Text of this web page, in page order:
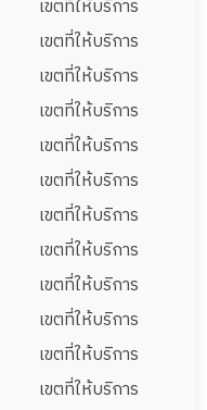
สารภี
แม่ออน
งกาลวิละ)*
งศรีวิชั)*
ราย)*
ปราบ
ห้างฉัตร
ท่าปลา
พิชัย
สนขัน
เขตที่ให้บริการ
สูงเม่น
วังชิ้น
เขตที่ให้บริการ
นหลวง
นาน้อย
ทุ่งช้าง
บ่อเกลือ
เฉลิมพระเกียรติ
เขตที่ให้บริการ
เชียงม่วน
ภูซาง
เขตที่ให้บริการ
เชียงของ
แม่จัน
สรวย
เวียงป่าเป้า
ขุนตาล
เวียงเชียงรุ้ง
เขตที่ให้บริการ
ปาย
ปางมะผ้า
เขตที่ให้บริการ
ชุมแสง
เก้าเลี้ยว
พยุหะคีรี
แม่เปิน
ลห้วยน้ำหอม
ตาบง)
เขตที่ให้บริการ
สว่างอารมณ์
บ้านไร่
เขตที่ให้บริการ
คลองลาน
พรานกระต่าย
ปางศิลาทอง
สัมพีนคร
เขตที่ให้บริการ
แม่ระมาด
อุ้มผาง
เขตที่ให้บริการ
คีรีมาศ
สำโรง
สวรรคโลก
เขตที่ให้บริการ
ชาติตระการ
เขตที่ให้บริการ